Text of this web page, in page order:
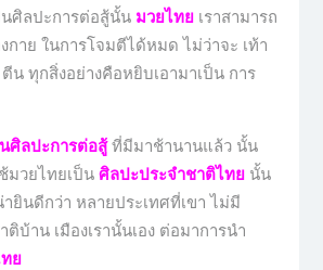
นศิลปะการต่อสู้นั้น มวยไทยเราสามารถ
กาย ในการโจมตีได้หมด ไม่ว่าจะ เท้า
น ทุกสิ่งอย่างคือหยิบเอามาเป็น การ
ศิลปะการต่อสู้ที่มีมาช้านานแล้ว นั้น
มวยไทยเป็นศิลปะประจำชาติไทยนั้น
ายินดีกว่า หลายประเทศที่เขา ไม่มี
บ้าน เมืองเรานั้นเอง ต่อมาการนำ
ย